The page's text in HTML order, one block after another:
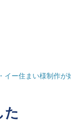
イー住まい様制作が
た